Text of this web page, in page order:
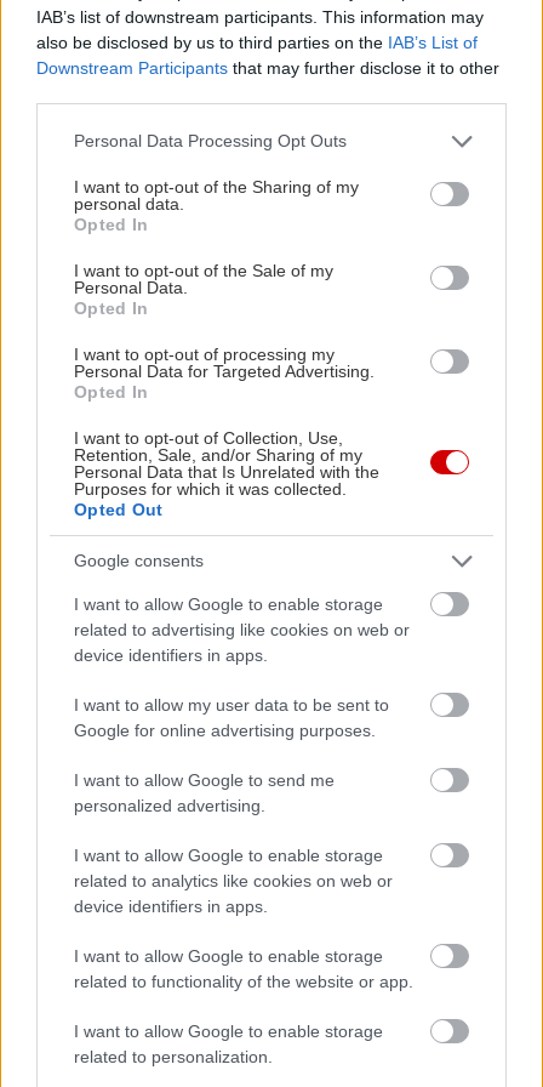
IAB’s list of downstream participants. This information may
also be disclosed by us to third parties on the IAB’s List of
Downstream Participants that may further disclose it to other
Please note that this website/app uses one or more Google
not limited to your visit or usage behaviour. You may click to
grant or deny consent to Google and its third-party tags to
use your data for below specified purposes in below Google
consent section.
Personal Data Processing Opt Outs
I want to opt-out of the Sharing of my
personal data.
Opted In
I want to opt-out of the Sale of my
Personal Data.
Opted In
I want to opt-out of processing my
Personal Data for Targeted Advertising.
Opted In
I want to opt-out of Collection, Use,
Retention, Sale, and/or Sharing of my
Personal Data that Is Unrelated with the
Purposes for which it was collected.
Opted Out
Google consents
I want to allow Google to enable storage
related to advertising like cookies on web or
device identifiers in apps.
I want to allow my user data to be sent to
Google for online advertising purposes.
I want to allow Google to send me
personalized advertising.
I want to allow Google to enable storage
related to analytics like cookies on web or
device identifiers in apps.
I want to allow Google to enable storage
related to functionality of the website or app.
I want to allow Google to enable storage
related to personalization.
1929 με σκοπό να
αναδείξει την
παγκόσμια μοντέρνα
τέχνη. Τοποθετημένο
στο κέντρο του
Μανχάταν, η σύγχρονη ματιά που προβάλλει στην
τέχνη μοιάζει να ταιριάζει απόλυτα στο
ΜοΜΑ περιέχει πάνω από 150.000 έργα
μοντέρνας τέχνης, 22.000 φιλμ, 4 εκατομμύρια
καρέ από φιλμ, ενώ η βιβλιοθήκη του είναι ένας
πραγματικός θησαυρός για έρευνα. Έργα του
μόνο από τα αριστουργήματα του μουσείου, το
οποίο δεν εκθέτει μόνο τέχνη αλλά και στοχεύει
στην εκπαίδευση των ανθρώπων σχετικά με τη
μοντέρνα τέχνη. Πολλοί, άλλωστε, είναι αυτοί
που λαμβάνουν μέρος στις (εκπαιδευτικές)
δραστηριότητες για γονείς, μαθητές και
δασκάλους. Πρόκειται, δηλαδή, για έναν
λειτουργίας:Σάββατο, Κυριακή, Δευτέρα και
8.00μμ, Τρίτη κλειστά.Εισιτήριο:
Ημερήσιο για
δολάρια, για μαθητές 12 δολάρια, για παιδιά κάτω
των 16 δωρεάν.
Μουσεία του
Βατικανό – Sistine
Chapel, Ρώμη, Ιταλία